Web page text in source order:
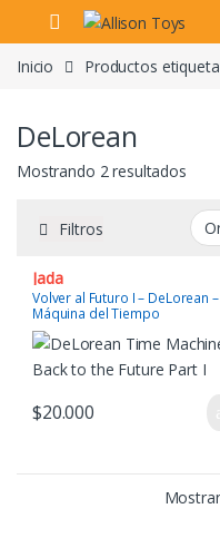
Navegar
Ir al contenido
Inicio Productos
DeLorean
Mostrando 2 resultados
Filtros
Jada
Volver al Futuro I – DeLorean –
Máquina del Tiempo
$20.000